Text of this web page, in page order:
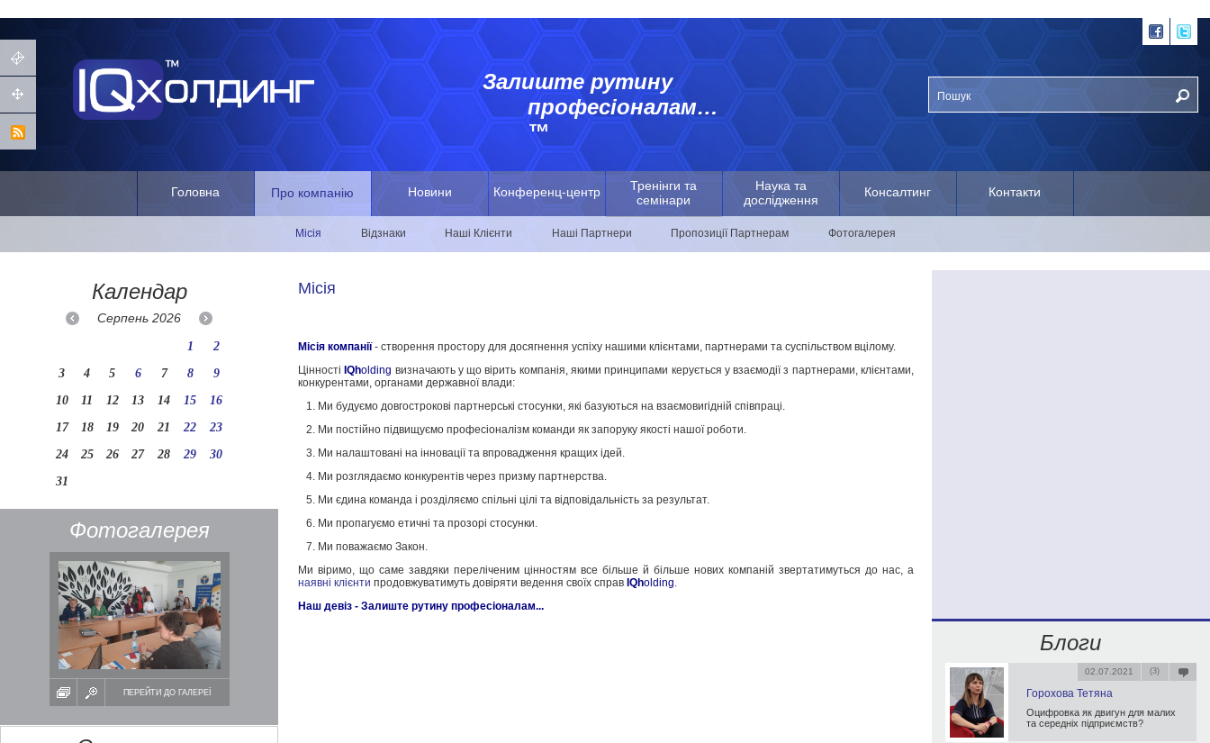
Головна Про компанію Новини Конференц-центр
Тренінги та
семінари
Наука та
дослідження
Консалтинг Контакти
Місія Відзнаки Наші Клієнти Наші Партнери Пропозиції Партнерам Фотогалерея
Залиште рутину
професіоналам…
™
Календар
Серпень2026
1
2
3
4 5 6 7 8
9
10
11 12 13 14 15
16
17
18 19 20 21 22
23
24
25 26 27 28 29
30
31
Фотогалерея
ПЕРЕЙТИ ДО ГАЛЕРЕЇ
Місія
Місія компанії- створення простору для досягнення успіху нашими клієнтами, партнерами та суспільством вцілому.
Цінності IQholding визначають у що вірить компанія, якими принципами керується у взаємодії з партнерами, клієнтами,
конкурентами, органами державної влади:
1. Ми будуємо довгострокові партнерські стосунки, які базуються на взаємовигідній співпраці.
2. Ми постійно підвищуємо професіоналізм команди як запоруку якості нашої роботи.
3. Ми налаштовані на інновації та впровадження кращих ідей.
4. Ми розглядаємо конкурентів через призму партнерства.
5. Ми єдина команда і розділяємо спільні цілі та відповідальність за результат.
6. Ми пропагуємо етичні та прозорі стосунки.
7. Ми поважаємо Закон.
Ми віримо, що саме завдяки переліченим цінностям все більше й більше нових компаній звертатимуться до нас, а
наявні клієнти продовжуватимуть довіряти ведення своїх справ IQholding.
Наш девіз - Залиште рутину професіоналам...
Блоги
Горохова Тетяна
02.07.2021 (3)
Оцифровка як двигун для малих
та середніх підприємств?